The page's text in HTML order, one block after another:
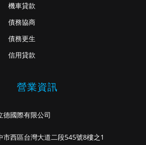
機車貸款
債務協商
債務更生
信用貸款
營業資訊
德國際有限公司
市西區台灣大道二段545號8樓之1